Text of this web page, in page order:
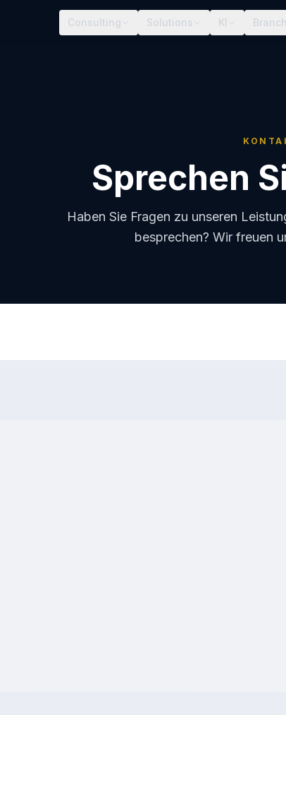
Consulting Solutions KI
Sprechen
Haben Sie Fragen zu unseren
besprechen? Wir freuen